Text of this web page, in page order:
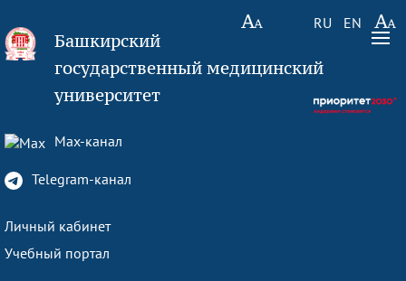
RU EN
Башкирский
государственный медицинский
университет
Max-канал
Telegram-канал
Личный кабинет
Учебный портал